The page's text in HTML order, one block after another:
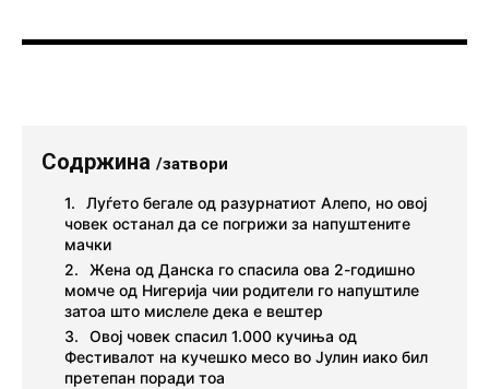
Содржина /затвори
Луѓето бегале од разурнатиот Алепо, но овој
човек останал да се погрижи за напуштените
мачки
Жена од Данска го спасила ова 2-годишно
момче од Нигерија чии родители го напуштиле
затоа што мислеле дека е вештер
Овој човек спасил 1.000 кучиња од
Фестивалот на кучешко месо во Јулин иако бил
претепан поради тоа